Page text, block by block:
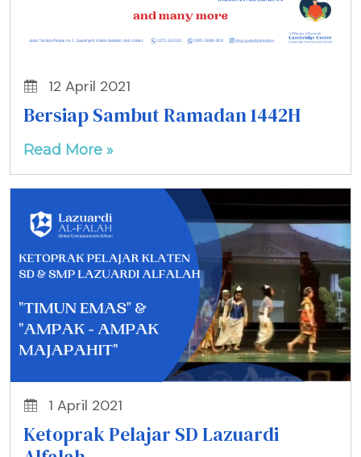
12 April 2021
Bersiap Sambut Ramadan 1442H
Read More »
1 April 2021
Ketoprak Pelajar SD Lazuardi